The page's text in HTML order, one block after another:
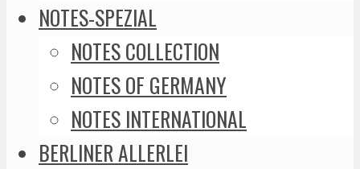
NOTES-SPEZIAL
NOTES COLLECTION
NOTES OF GERMANY
NOTES INTERNATIONAL
BERLINER ALLERLEI